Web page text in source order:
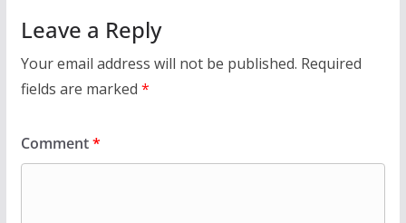
Leave a Reply
Your email address will not be published. Required
fields are marked *
Comment*